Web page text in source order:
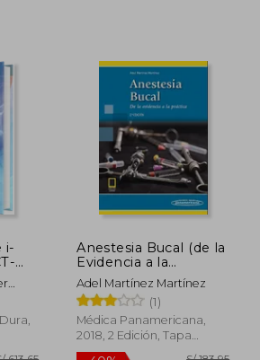
S/ 103,29
55%
dcto.
i-
Anestesia Bucal (de la
Evidencia a la
Práctica)
Adel Martínez Martínez
(1)
Médica Panamericana,
2018, 2 Edición, Tapa
Blanda, Nuevo